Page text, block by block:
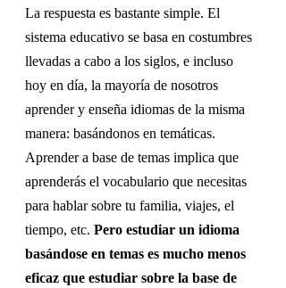
La respuesta es bastante simple. El
sistema educativo se basa en costumbres
llevadas a cabo a los siglos, e incluso
hoy en día, la mayoría de nosotros
aprender y enseña idiomas de la misma
manera: basándonos en temáticas.
Aprender a base de temas implica que
aprenderás el vocabulario que necesitas
para hablar sobre tu familia, viajes, el
tiempo, etc. Pero estudiar un idioma
basándose en temas es mucho menos
eficaz que estudiar sobre la base de